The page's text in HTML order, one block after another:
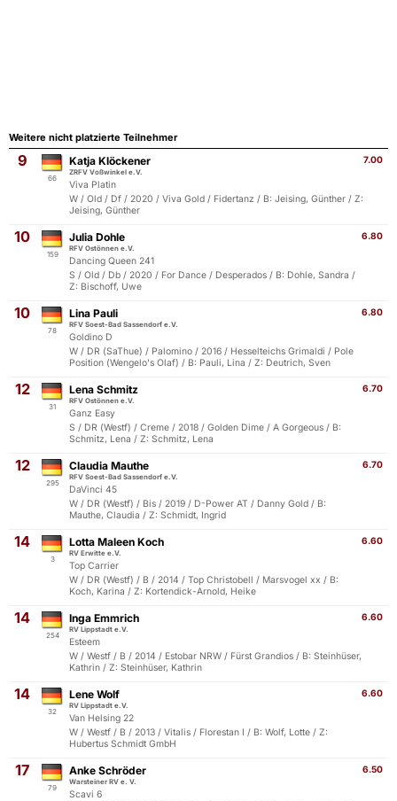
Weitere nicht platzierte Teilnehmer
9
66
7.00
Katja Klöckener
ZRFV Voßwinkel e.V.
Viva Platin
W / Old / Df / 2020 / Viva Gold / Fidertanz / B: Jeising, Günther / Z:
Jeising, Günther
10
159
6.80
Julia Dohle
RFV Ostönnen e.V.
Dancing Queen 241
S / Old / Db / 2020 / For Dance / Desperados / B: Dohle, Sandra /
Z: Bischoff, Uwe
10
78
6.80
Lina Pauli
RFV Soest-Bad Sassendorf e.V.
Goldino D
W / DR (SaThue) / Palomino / 2016 / Hesselteichs Grimaldi / Pole
Position (Wengelo's Olaf) / B: Pauli, Lina / Z: Deutrich, Sven
12
31
6.70
Lena Schmitz
RFV Ostönnen e.V.
Ganz Easy
S / DR (Westf) / Creme / 2018 / Golden Dime / A Gorgeous / B:
Schmitz, Lena / Z: Schmitz, Lena
12
295
6.70
Claudia Mauthe
RFV Soest-Bad Sassendorf e.V.
DaVinci 45
W / DR (Westf) / Bis / 2019 / D-Power AT / Danny Gold / B:
Mauthe, Claudia / Z: Schmidt, Ingrid
14
3
6.60
Lotta Maleen Koch
RV Erwitte e.V.
Top Carrier
W / DR (Westf) / B / 2014 / Top Christobell / Marsvogel xx / B:
Koch, Karina / Z: Kortendick-Arnold, Heike
14
254
6.60
Inga Emmrich
RV Lippstadt e.V.
Esteem
W / Westf / B / 2014 / Estobar NRW / Fürst Grandios / B: Steinhüser,
Kathrin / Z: Steinhüser, Kathrin
14
32
6.60
Lene Wolf
RV Lippstadt e.V.
Van Helsing 22
W / Westf / B / 2013 / Vitalis / Florestan I / B: Wolf, Lotte / Z:
Hubertus Schmidt GmbH
17
79
6.50
Anke Schröder
Warsteiner RV e. V.
Scavi 6